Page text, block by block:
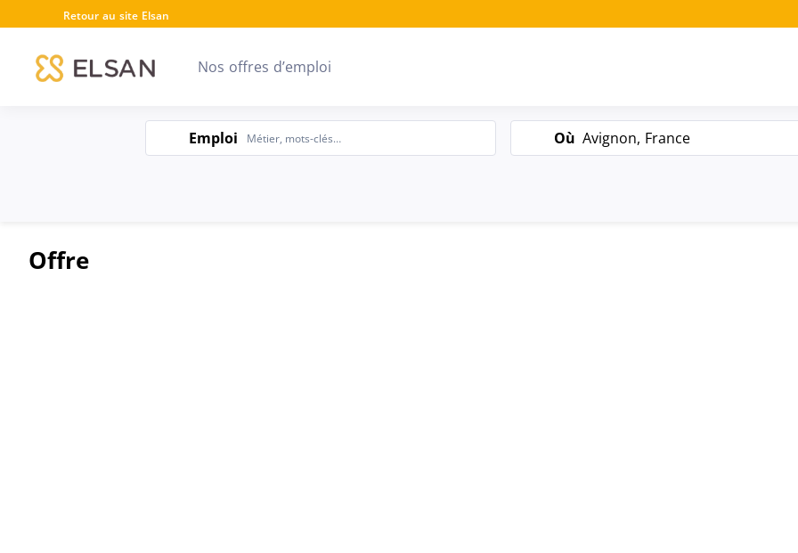
Retour au site Elsan
Nos offres d’emploi
EmploiEmploi Search
Où Avignon, France
Offre